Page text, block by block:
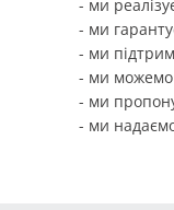
- ми
- ми
- ми
- ми можемо
- ми
- ми